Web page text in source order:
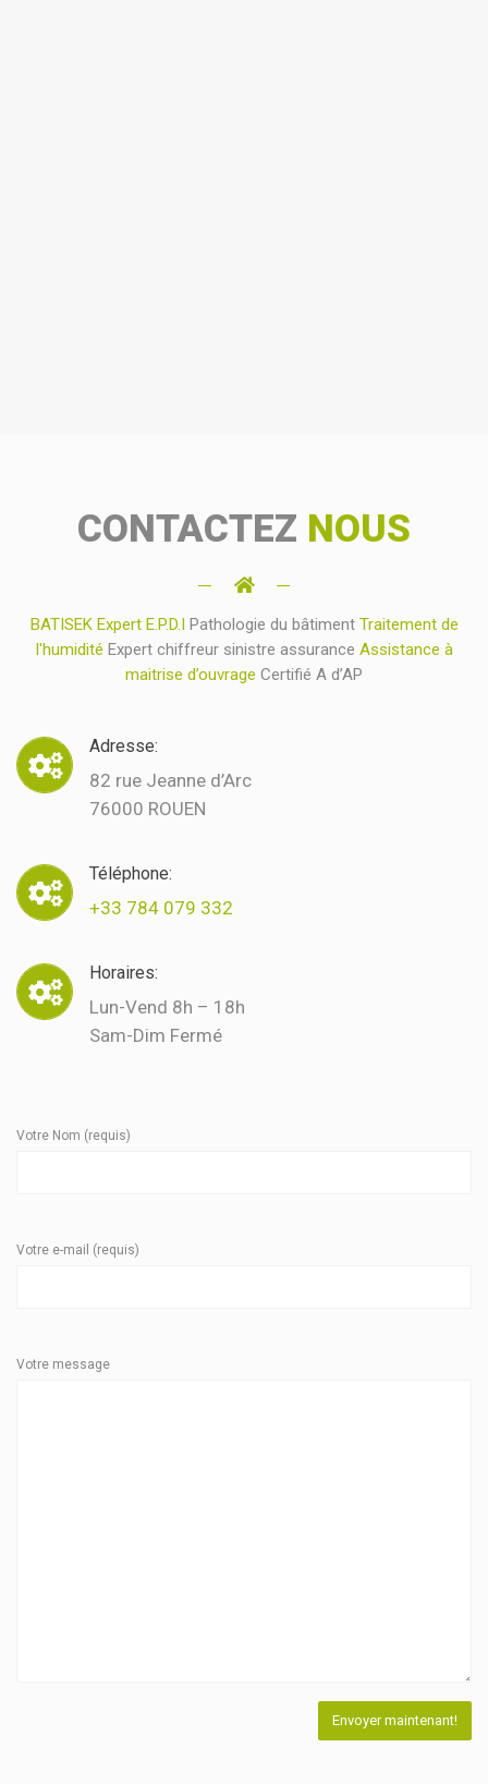
CONTACTEZ NOUS
BATISEK Expert E.P.D.I Pathologie du bâtimentTraitement de
l'humidité Expert chiffreur sinistre assurance Assistance à
maitrise d’ouvrage Certifié A d’AP
Adresse:
82 rue Jeanne d’Arc
76000 ROUEN
Téléphone:
+33 784 079 332
Horaires:
Lun-Vend 8h – 18h
Sam-Dim Fermé
Votre Nom (requis)
Votre e-mail (requis)
Votre message